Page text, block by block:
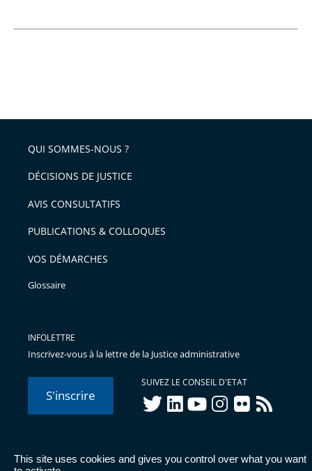
This site uses cookies and gives you control over what you want
QUI SOMMES-NOUS ?
DÉCISIONS DE JUSTICE
AVIS CONSULTATIFS
PUBLICATIONS & COLLOQUES
VOS DÉMARCHES
Glossaire
INFOLETTRE
Inscrivez-vous à la lettre de la Justice administrative
S'inscrire
SUIVEZ LE CONSEIL D'ETAT
twitterlinkedInyoutubeinstagram
flickr rss
© Conseil d'État 2026 - Mentions légales Données